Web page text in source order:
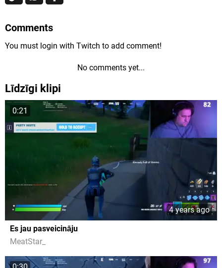
Comments
You must login with Twitch to add comment!
No comments yet...
Līdzīgi klipi
0:21
4 years ago
Es jau pasveicināju
MeatStar_